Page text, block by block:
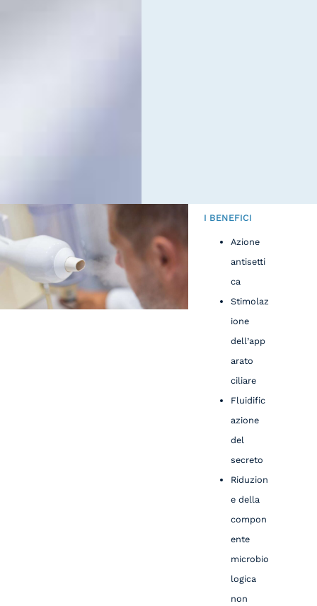
I BENEFICI
Azione
antisetti
ca
Stimolaz
ione
dell’app
arato
ciliare
Fluidific
azione
del
secreto
Riduzion
e della
compon
ente
microbio
logica
non